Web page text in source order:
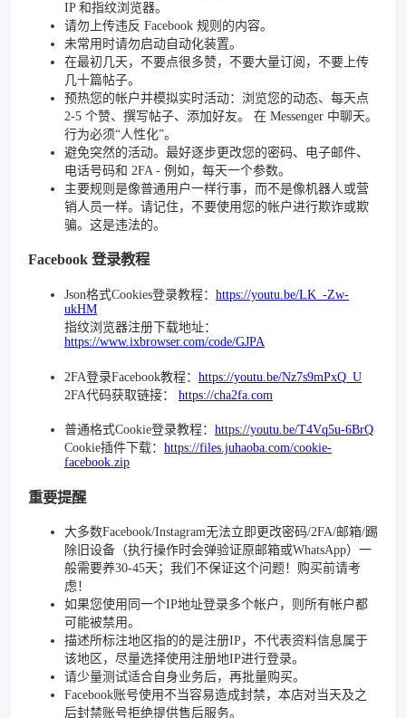
IP 和指纹浏览器。
请勿上传违反 Facebook 规则的内容。
未常用时请勿启动自动化装置。
在最初几天，不要点很多赞，不要大量订阅，不要上传
几十篇帖子。
预热您的帐户并模拟实时活动：浏览您的动态、每天点
2-5 个赞、撰写帖子、添加好友。 在 Messenger 中聊天。
行为必须“人性化”。
避免突然的活动。最好逐步更改您的密码、电子邮件、
电话号码和 2FA - 例如，每天一个参数。
主要规则是像普通用户一样行事，而不是像机器人或营
销人员一样。请记住，不要使用您的帐户进行欺诈或欺
骗。这是违法的。
Facebook 登录教程
Json格式Cookies登录教程： https://youtu.be/LK_-Zw-
ukHM
指纹浏览器注册下载地址：
https://www.ixbrowser.com/code/GJPA
2FA登录Facebook教程： https://youtu.be/Nz7s9mPxQ_U
2FA代码获取链接： https://cha2fa.com
普通格式Cookie登录教程： https://youtu.be/T4Vq5u-6BrQ
Cookie插件下载： https://files.juhaoba.com/cookie-
facebook.zip
重要提醒
大多数Facebook/Instagram无法立即更改密码/2FA/邮箱/踢
除旧设备（执行操作时会弹验证原邮箱或WhatsApp）一
般需要养30-45天；我们不保证这个问题！购买前请考
虑！
如果您使用同一个IP地址登录多个帐户，则所有帐户都
可能被禁用。
描述所标注地区指的的是注册IP，不代表资料信息属于
该地区，尽量选择使用注册地IP进行登录。
请少量测试适合自身业务后，再批量购买。
Facebook账号使用不当容易造成封禁，本店对当天及之
后封禁账号拒绝提供售后服务。